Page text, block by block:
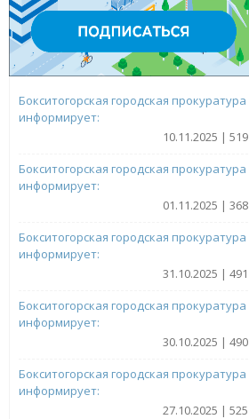
Бокситогорская городская прокуратура
информирует:
10.11.2025 | 519
Бокситогорская городская прокуратура
информирует:
01.11.2025 | 368
Бокситогорская городская прокуратура
информирует:
31.10.2025 | 491
Бокситогорская городская прокуратура
информирует:
30.10.2025 | 490
Бокситогорская городская прокуратура
информирует:
27.10.2025 | 525